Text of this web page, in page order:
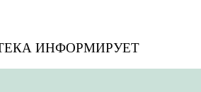
ИНФОРМИРУЕТ